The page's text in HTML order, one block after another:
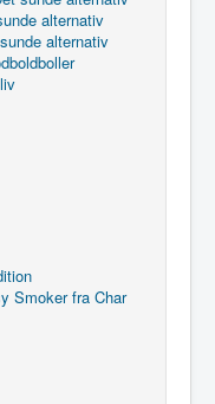
alternativ
alternativ
Smoker fra Char